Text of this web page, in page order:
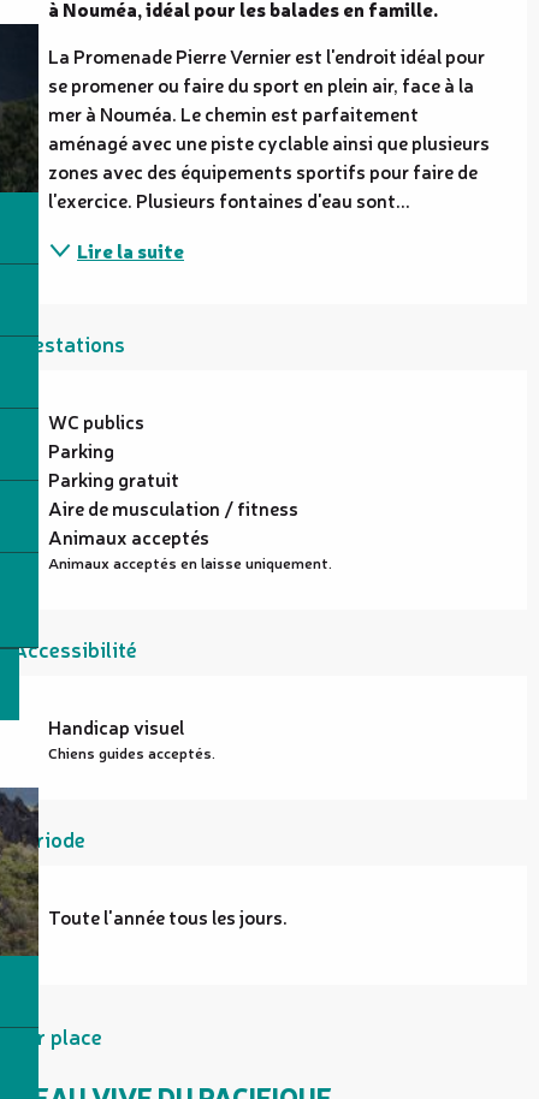
à Nouméa, idéal pour les balades en famille.
La Promenade Pierre Vernier est l'endroit idéal pour
se promener ou faire du sport en plein air, face à la
mer à Nouméa. Le chemin est parfaitement
aménagé avec une piste cyclable ainsi que plusieurs
zones avec des équipements sportifs pour faire de
l'exercice. Plusieurs fontaines d'eau sont...
Lire la suite
Prestations
WC publics
Parking
Parking gratuit
Aire de musculation / fitness
Animaux acceptés
Animaux acceptés en laisse uniquement.
Accessibilité
Handicap visuel
Chiens guides acceptés.
Période
Toute l'année tous les jours.
Sur place